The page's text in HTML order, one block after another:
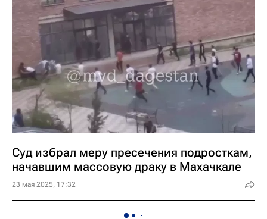
Суд избрал меру пресечения подросткам,
начавшим массовую драку в Махачкале
23 мая 2025, 17:32